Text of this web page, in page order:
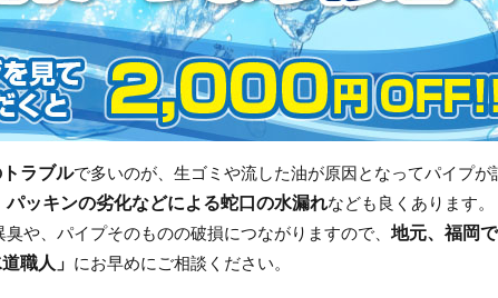
ラブルで多いのが、生ゴミや流した油が原因となってパイプが
パッキンの劣化などによる蛇口の水漏れなども良くあります。
や、パイプそのものの破損につながりますので、 地元、福岡
職人」 にお早めにご相談ください。